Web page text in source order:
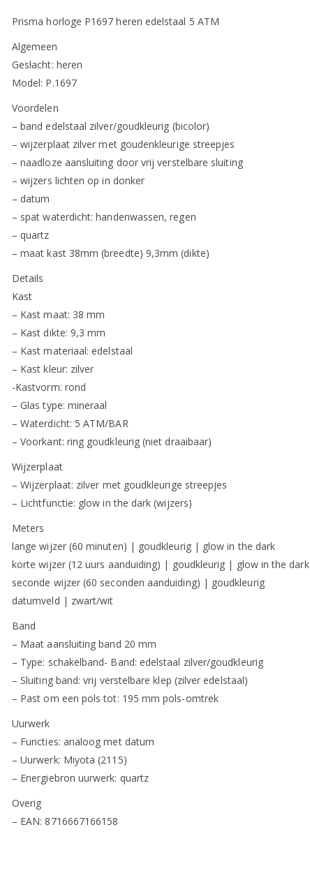
Prisma horloge P1697 heren edelstaal 5 ATM
Algemeen
Geslacht: heren
Model: P.1697
Voordelen
– band edelstaal zilver/goudkleurig (bicolor)
– wijzerplaat zilver met goudenkleurige streepjes
– naadloze aansluiting door vrij verstelbare sluiting
– wijzers lichten op in donker
– datum
– spat waterdicht: handenwassen, regen
– quartz
– maat kast 38mm (breedte) 9,3mm (dikte)
Details
Kast
– Kast maat: 38 mm
– Kast dikte: 9,3 mm
– Kast materiaal: edelstaal
– Kast kleur: zilver
-Kastvorm: rond
– Glas type: mineraal
– Waterdicht: 5 ATM/BAR
– Voorkant: ring goudkleurig (niet draaibaar)
Wijzerplaat
– Wijzerplaat: zilver met goudkleurige streepjes
– Lichtfunctie: glow in the dark (wijzers)
Meters
lange wijzer (60 minuten) | goudkleurig | glow in the dark
korte wijzer (12 uurs aanduiding) | goudkleurig | glow in the dark
seconde wijzer (60 seconden aanduiding) | goudkleurig
datumveld | zwart/wit
Band
– Maat aansluiting band 20 mm
– Type: schakelband- Band: edelstaal zilver/goudkleurig
– Sluiting band: vrij verstelbare klep (zilver edelstaal)
– Past om een pols tot: 195 mm pols-omtrek
Uurwerk
– Functies: analoog met datum
– Uurwerk: Miyota (2115)
– Energiebron uurwerk: quartz
Overig
– EAN: 8716667166158